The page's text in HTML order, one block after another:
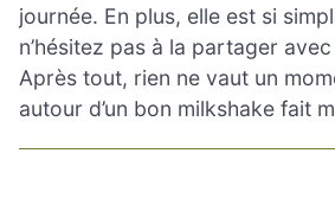
journée. En plus, elle est si
n’hésitez pas à la partager
Après tout, rien ne vaut un
autour d’un bon milkshake fait